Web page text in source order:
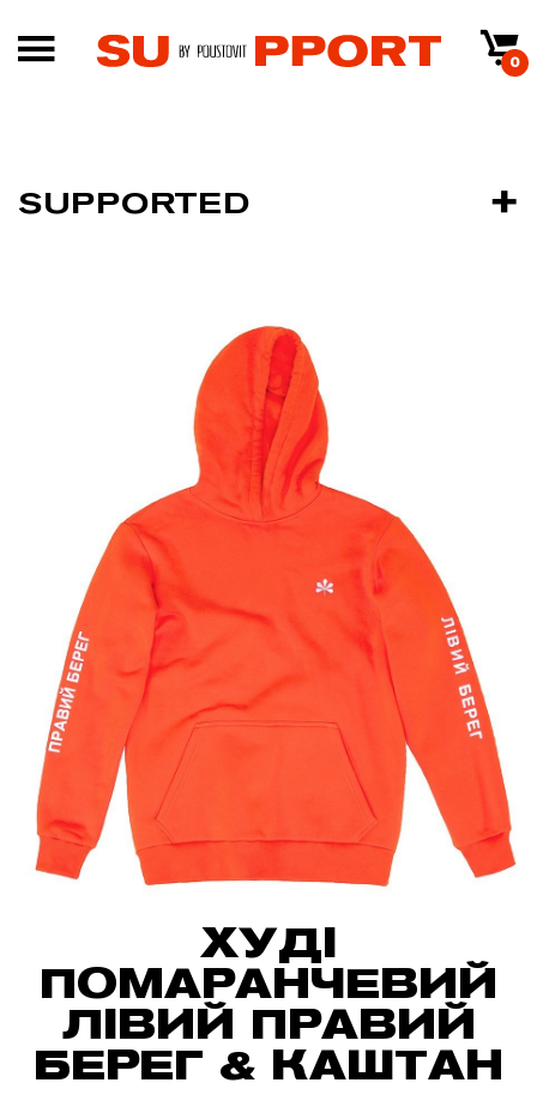
0
SUPPORTED
ХУДІ
ПОМАРАНЧЕВИЙ
ЛІВИЙ ПРАВИЙ
БЕРЕГ & КАШТАН